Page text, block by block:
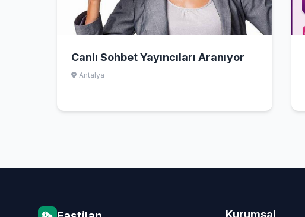
Canlı Sohbet Yayıncıları Aranıyor
Antalya
Kurumsal